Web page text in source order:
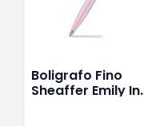
Boligrafo Fino
Sheaffer Emily In